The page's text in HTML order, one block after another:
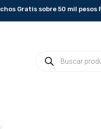
Gratis sobre 50 mil
de
productos